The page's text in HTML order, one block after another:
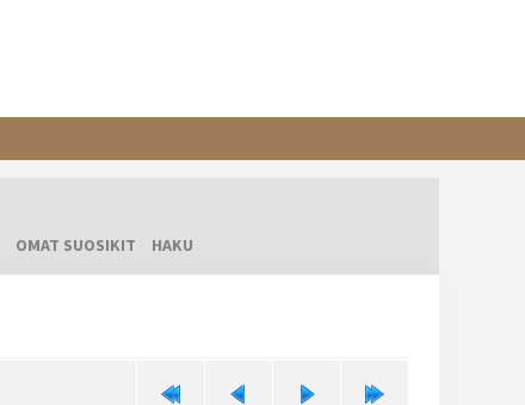
OMAT SUOSIKIT HAKU